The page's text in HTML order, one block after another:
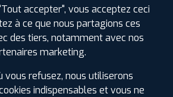
à chaud
offert (33 points de contrôle)
pneus
accepter", vous acceptez ceci
à ce que nous partagions ces
des tiers, notamment avec nos
marketing.
vous refusez, nous utiliserons
indispensables et vous ne